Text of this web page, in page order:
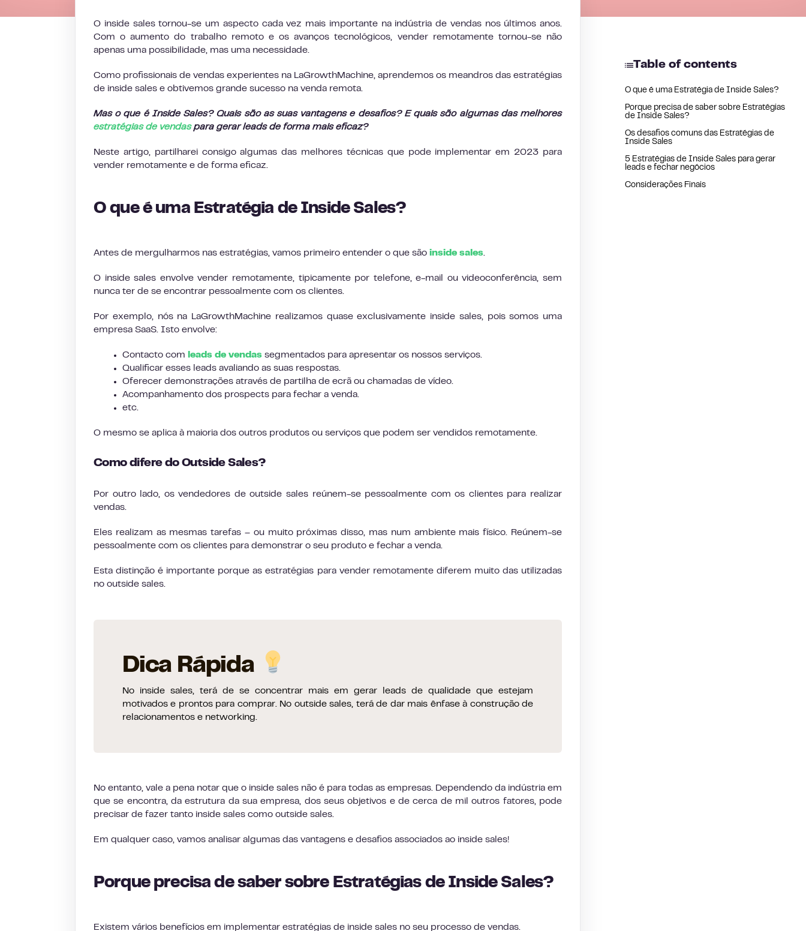
Table of contents
O que é uma Estratégia de Inside Sales?
Porque precisa de saber sobre Estratégias
de Inside Sales?
Os desafios comuns das Estratégias de
Inside Sales
5 Estratégias de Inside Sales para gerar
leads e fechar negócios
Considerações Finais
O inside sales tornou-se um aspecto cada vez mais importante na indústria de vendas nos últimos anos.
Com o aumento do trabalho remoto e os avanços tecnológicos, vender remotamente tornou-se não
apenas uma possibilidade, mas uma necessidade.
Como profissionais de vendas experientes na LaGrowthMachine, aprendemos os meandros das estratégias
de inside sales e obtivemos grande sucesso na venda remota.
Mas o que é Inside Sales? Quais são as suas vantagens e desafios? E quais são algumas das melhores
estratégias de vendaspara gerar leads de forma mais eficaz?
Neste artigo, partilharei consigo algumas das melhores técnicas que pode implementar em 2023 para
vender remotamente e de forma eficaz.
O que é uma Estratégia de Inside Sales?
Antes de mergulharmos nas estratégias, vamos primeiro entender o que são inside sales.
O inside sales envolve vender remotamente, tipicamente por telefone, e-mail ou videoconferência, sem
nunca ter de se encontrar pessoalmente com os clientes.
Por exemplo, nós na LaGrowthMachine realizamos quase exclusivamente inside sales, pois somos uma
empresa SaaS. Isto envolve:
Contacto com leads de vendas segmentados para apresentar os nossos serviços.
Qualificar esses leads avaliando as suas respostas.
Oferecer demonstrações através de partilha de ecrã ou chamadas de vídeo.
Acompanhamento dos prospects para fechar a venda.
etc.
O mesmo se aplica à maioria dos outros produtos ou serviços que podem ser vendidos remotamente.
Como difere do Outside Sales?
Por outro lado, os vendedores de outside sales reúnem-se pessoalmente com os clientes para realizar
vendas.
Eles realizam as mesmas tarefas – ou muito próximas disso, mas num ambiente mais físico. Reúnem-se
pessoalmente com os clientes para demonstrar o seu produto e fechar a venda.
Esta distinção é importante porque as estratégias para vender remotamente diferem muito das utilizadas
no outside sales.
Dica Rápida
No inside sales, terá de se concentrar mais em gerar leads de qualidade que estejam
motivados e prontos para comprar. No outside sales, terá de dar mais ênfase à construção de
relacionamentos e networking.
No entanto, vale a pena notar que o inside sales não é para todas as empresas. Dependendo da indústria em
que se encontra, da estrutura da sua empresa, dos seus objetivos e de cerca de mil outros fatores, pode
precisar de fazer tanto inside sales como outside sales.
Em qualquer caso, vamos analisar algumas das vantagens e desafios associados ao inside sales!
Porque precisa de saber sobre Estratégias de Inside Sales?
Existem vários benefícios em implementar estratégias de inside sales no seu processo de vendas.